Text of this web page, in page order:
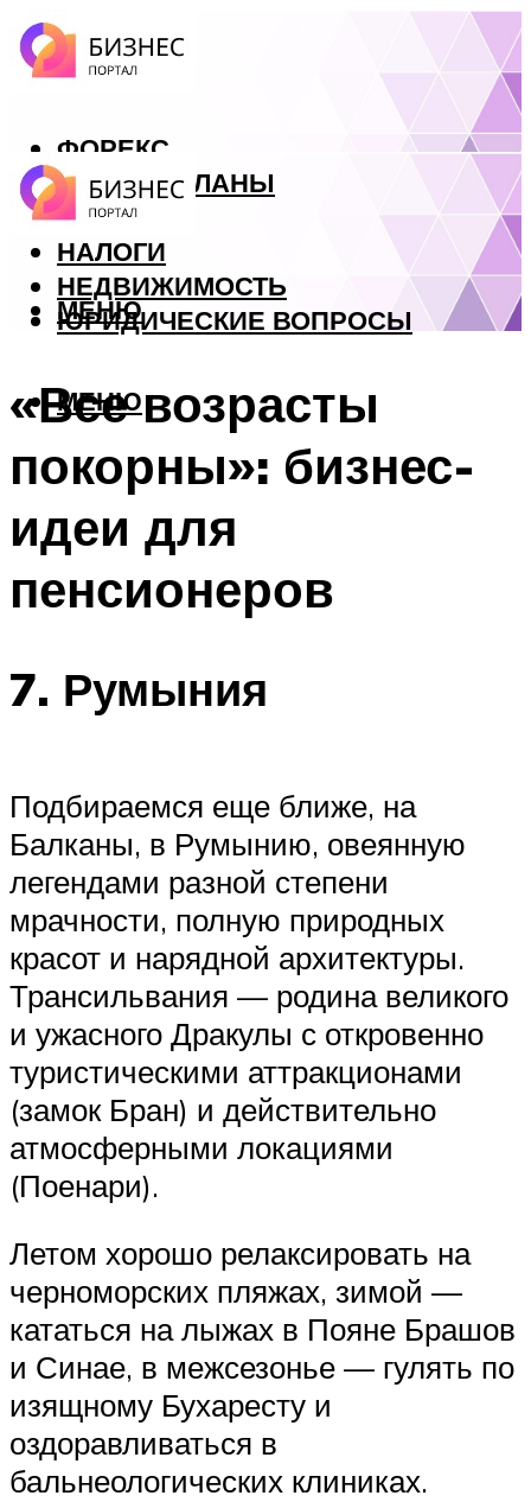
ФОРЕКС
БИЗНЕС ПЛАНЫ
КРЕДИТЫ
НАЛОГИ
НЕДВИЖИМОСТЬ
ЮРИДИЧЕСКИЕ ВОПРОСЫ
МЕНЮ
МЕНЮ
«Все возрасты
покорны»: бизнес-
идеи для
пенсионеров
7. Румыния
Подбираемся еще ближе, на
Балканы, в Румынию, овеянную
легендами разной степени
мрачности, полную природных
красот и нарядной архитектуры.
Трансильвания — родина великого
и ужасного Дракулы с откровенно
туристическими аттракционами
(замок Бран) и действительно
атмосферными локациями
(Поенари).
Летом хорошо релаксировать на
черноморских пляжах, зимой —
кататься на лыжах в Пояне Брашов
и Синае, в межсезонье — гулять по
изящному Бухаресту и
оздоравливаться в
бальнеологических клиниках.